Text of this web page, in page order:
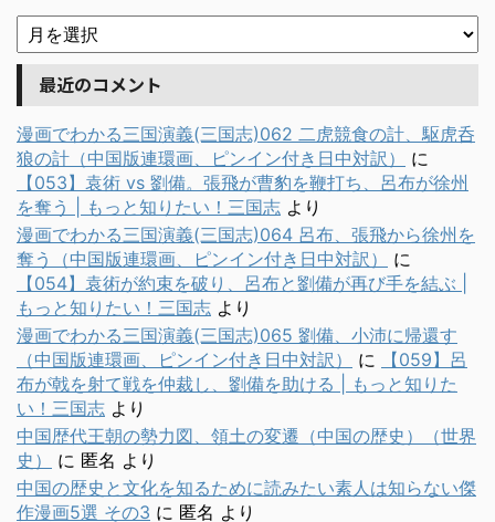
最近のコメント
漫画でわかる三国演義(三国志)062 二虎競食の計、駆虎呑
狼の計（中国版連環画、ピンイン付き日中対訳）
に
【053】袁術 vs 劉備。張飛が曹豹を鞭打ち、呂布が徐州
を奪う | もっと知りたい！三国志 より
漫画でわかる三国演義(三国志)064 呂布、張飛から徐州を
奪う（中国版連環画、ピンイン付き日中対訳）
に
【054】袁術が約束を破り、呂布と劉備が再び手を結ぶ |
もっと知りたい！三国志 より
漫画でわかる三国演義(三国志)065 劉備、小沛に帰還す
（中国版連環画、ピンイン付き日中対訳）
に
【059】呂
布が戟を射て戦を仲裁し、劉備を助ける | もっと知りた
い！三国志 より
中国歴代王朝の勢力図、領土の変遷（中国の歴史）（世界
史）
に 匿名 より
中国の歴史と文化を知るために読みたい素人は知らない傑
作漫画5選 その3 に 匿名 より